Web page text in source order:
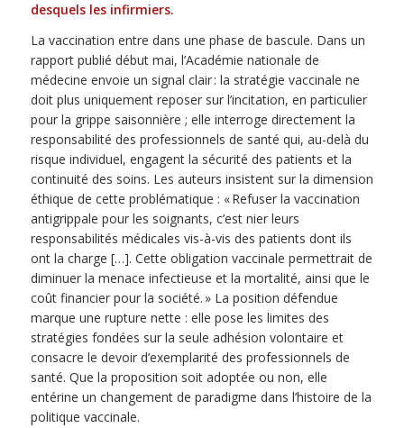
desquels les infirmiers.
La vaccination entre dans une phase de bascule. Dans un
rapport publié début mai, l’Académie nationale de
médecine envoie un signal clair : la stratégie vaccinale ne
doit plus uniquement reposer sur l’incitation, en particulier
pour la grippe saisonnière ; elle interroge directement la
responsabilité des professionnels de santé qui, au-delà du
risque individuel, engagent la sécurité des patients et la
continuité des soins. Les auteurs insistent sur la dimension
éthique de cette problématique : « Refuser la vaccination
antigrippale pour les soignants, c’est nier leurs
responsabilités médicales vis-à-vis des patients dont ils
ont la charge […]. Cette obligation vaccinale permettrait de
diminuer la menace infectieuse et la mortalité, ainsi que le
coût financier pour la société. » La position défendue
marque une rupture nette : elle pose les limites des
stratégies fondées sur la seule adhésion volontaire et
consacre le devoir d’exemplarité des professionnels de
santé. Que la proposition soit adoptée ou non, elle
entérine un changement de paradigme dans l’histoire de la
politique vaccinale.